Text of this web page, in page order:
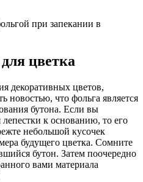
цветка
декоративных цветов,
новостью, что фольга является
бутона. Если вы
к основанию, то его
небольшой кусочек
будущего цветка. Сомните
бутон. Затем поочередно
вами материала